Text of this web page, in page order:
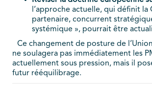
l’approche actuelle, qui définit la
partenaire, concurrent
systémique », pourrait être
Ce changement de posture de
ne soulagera pas immédiatement les
actuellement sous pression, mais il
futur rééquilibrage.